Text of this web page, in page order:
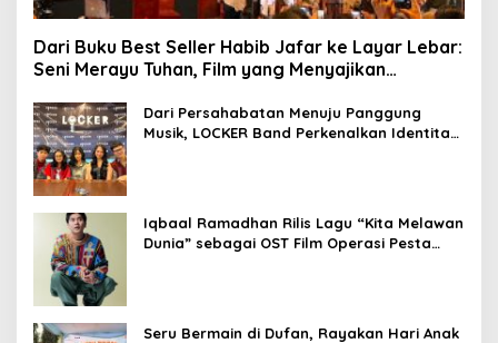
Dari Buku Best Seller Habib Jafar ke Layar Lebar:
Seni Merayu Tuhan, Film yang Menyajikan
Dari Persahabatan Menuju Panggung
Musik, LOCKER Band Perkenalkan Identitas
Iqbaal Ramadhan Rilis Lagu “Kita Melawan
Dunia” sebagai OST Film Operasi Pesta
Seru Bermain di Dufan, Rayakan Hari Anak